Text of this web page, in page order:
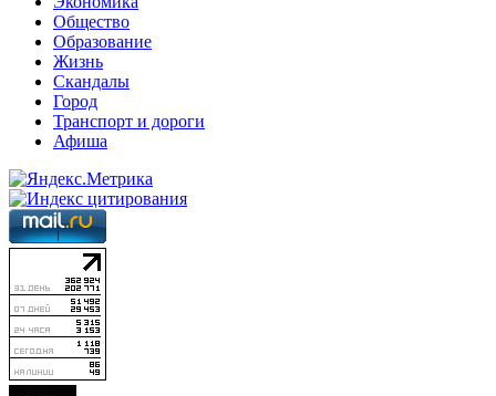
Общество
Образование
Жизнь
Скандалы
Город
Транспорт и дороги
Афиша